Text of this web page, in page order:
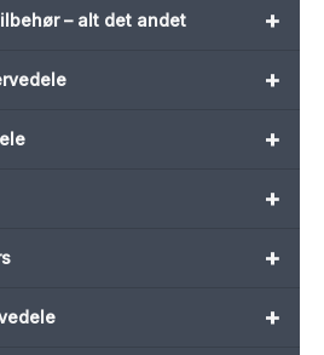
+
– alt det andet
+
+
+
+
+